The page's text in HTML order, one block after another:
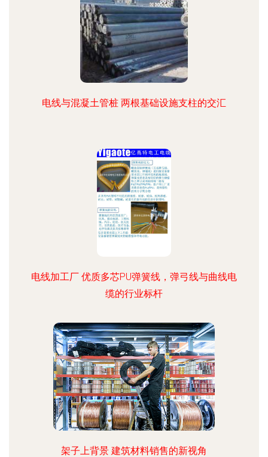
电线与混凝土管桩 两根基础设施支柱的交汇
电线加工厂 优质多芯PU弹簧线，弹弓线与曲线电
缆的行业标杆
架子上背景 建筑材料销售的新视角